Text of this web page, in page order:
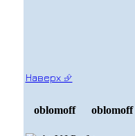
Наверх ⮵
oblomoff oblomoff